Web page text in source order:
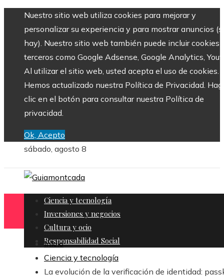
Nuestro sitio web utiliza cookies para mejorar y
personalizar su experiencia y para mostrar anuncios
hay). Nuestro sitio web también puede incluir cookies
terceros como Google Adsense, Google Analytics,
Al utilizar el sitio web, usted acepta el uso de cookies.
Hemos actualizado nuestra Política de Privacidad.
clic en el botón para consultar nuestra Política de
privacidad.
Ok, Acepto
sábado, agosto 8
Ciencia y tecnología
Inversiones y negocios
Cultura y ocio
Responsabilidad Social
Inicio
Ciencia y tecnología
La evolución de la verificación de identidad: